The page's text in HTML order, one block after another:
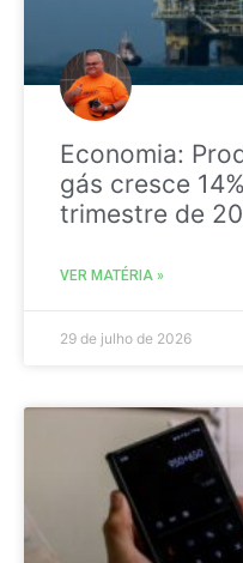
Economia:
gás cresce
trimestre de
VER MATÉRIA »
29 de julho de 2026